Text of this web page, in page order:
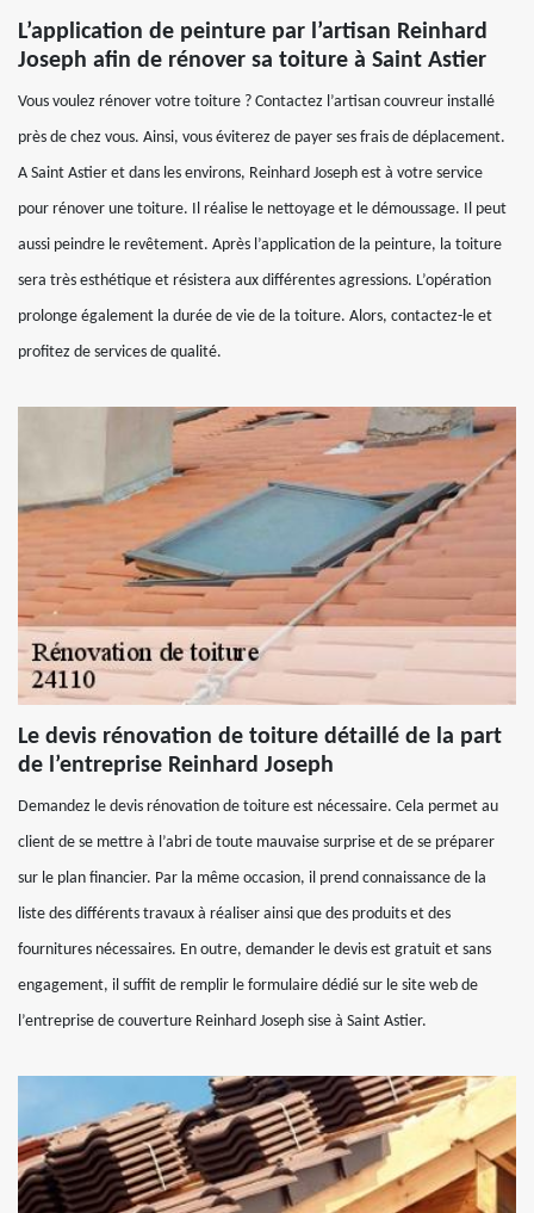
L’application de peinture par l’artisan Reinhard
Joseph afin de rénover sa toiture à Saint Astier
Vous voulez rénover votre toiture ? Contactez l’artisan couvreur installé
près de chez vous. Ainsi, vous éviterez de payer ses frais de déplacement.
A Saint Astier et dans les environs, Reinhard Joseph est à votre service
pour rénover une toiture. Il réalise le nettoyage et le démoussage. Il peut
aussi peindre le revêtement. Après l’application de la peinture, la toiture
sera très esthétique et résistera aux différentes agressions. L’opération
prolonge également la durée de vie de la toiture. Alors, contactez-le et
profitez de services de qualité.
Le devis rénovation de toiture détaillé de la part
de l’entreprise Reinhard Joseph
Demandez le devis rénovation de toiture est nécessaire. Cela permet au
client de se mettre à l’abri de toute mauvaise surprise et de se préparer
sur le plan financier. Par la même occasion, il prend connaissance de la
liste des différents travaux à réaliser ainsi que des produits et des
fournitures nécessaires. En outre, demander le devis est gratuit et sans
engagement, il suffit de remplir le formulaire dédié sur le site web de
l’entreprise de couverture Reinhard Joseph sise à Saint Astier.